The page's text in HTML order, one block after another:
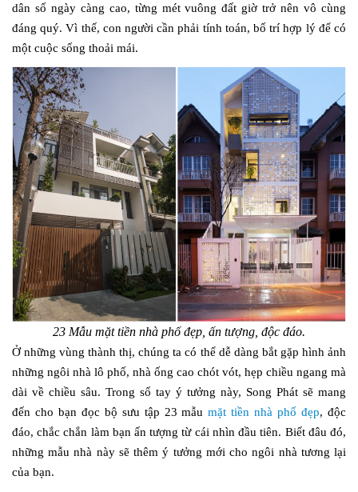
dân số ngày càng cao, từng mét vuông đất giờ trở nên vô cùng
đáng quý. Vì thế, con người cần phải tính toán, bố trí hợp lý để có
một cuộc sống thoải mái.
23 Mẫu mặt tiền nhà phố đẹp, ấn tượng, độc đáo.
Ở những vùng thành thị, chúng ta có thể dễ dàng bắt gặp hình ảnh
những ngôi nhà lô phố, nhà ống cao chót vót, hẹp chiều ngang mà
dài về chiều sâu. Trong sổ tay ý tưởng này, Song Phát sẽ mang
đến cho bạn đọc bộ sưu tập 23 mẫumặt tiền nhà phố đẹp, độc
đáo, chắc chắn làm bạn ấn tượng từ cái nhìn đầu tiên. Biết đâu đó,
những mẫu nhà này sẽ thêm ý tưởng mới cho ngôi nhà tương lại
của bạn.